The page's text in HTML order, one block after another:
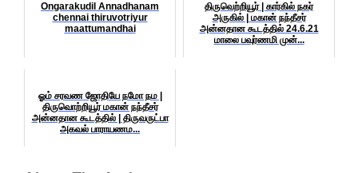
Ongarakudil Annadhanam
chennai thiruvotriyur
maattumandhai
திருவெற்றியூர் | கார்கில் நகர்
அருகில் | மகான் நந்தீசர்
அன்னதான கூடத்தில் 24.6.21
மாலை பவுர்ணமி முன்...
ஓம் சரவண ஜோதியே நமோ நம |
திருவொற்றியூர் மகான் நந்தீசர்
அன்னதான கூடத்தில் | திருவருட்பா
அகவல் பாராயணம...